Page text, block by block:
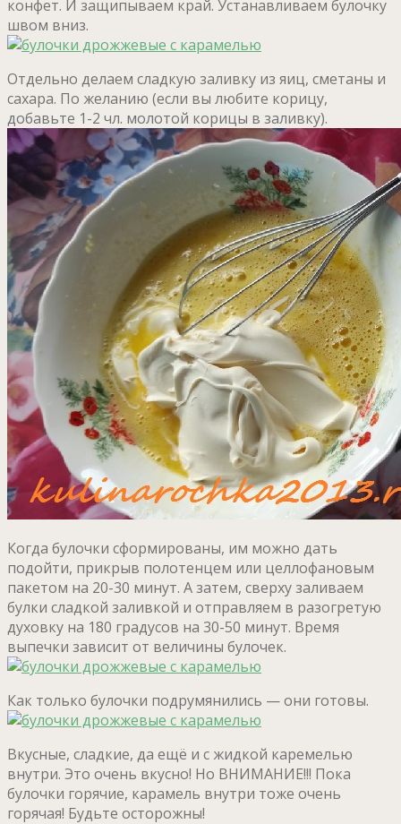
конфет. И защипываем край. Устанавливаем булочку
швом вниз.
Отдельно делаем сладкую заливку из яиц, сметаны и
сахара. По желанию (если вы любите корицу,
добавьте 1-2 чл. молотой корицы в заливку).
Когда булочки сформированы, им можно дать
подойти, прикрыв полотенцем или целлофановым
пакетом на 20-30 минут. А затем, сверху заливаем
булки сладкой заливкой и отправляем в разогретую
духовку на 180 градусов на 30-50 минут. Время
выпечки зависит от величины булочек.
Как только булочки подрумянились — они готовы.
Вкусные, сладкие, да ещё и с жидкой каремелью
внутри. Это очень вкусно! Но ВНИМАНИЕ!!! Пока
булочки горячие, карамель внутри тоже очень
горячая! Будьте осторожны!